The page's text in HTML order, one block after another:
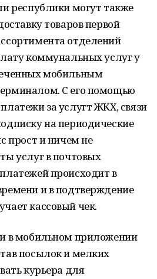
республики могут также
товаров первой
отделений
коммунальных услуг у
мобильным
С его помощью
за услугт ЖКХ, связи
на периодические
прост и ничем не
услуг в почтовых
происходит в
и в подтверждение
кассовый чек.
в мобильном приложении
посылок и мелких
курьера для